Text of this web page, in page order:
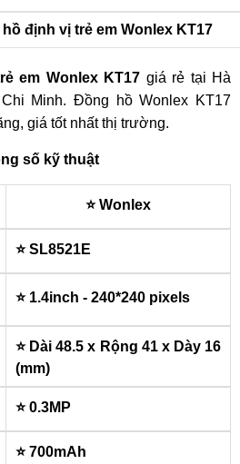
định vị trẻ em Wonlex KT17
em Wonlex KT17 giá rẻ tại Hà
Minh. Đồng hồ Wonlex KT17
giá tốt nhất thị trường.
số kỹ thuật
⭐ Wonlex
⭐ SL8521E
⭐ 1.4inch - 240*240 pixels
⭐ Dài 48.5 x Rộng 41 x Dày 16
(mm)
⭐ 0.3MP
⭐ 700mAh